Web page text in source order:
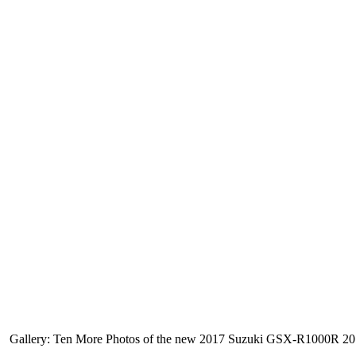
Gallery: Ten More Photos of the new 2017 Suzuki GSX-R1000R